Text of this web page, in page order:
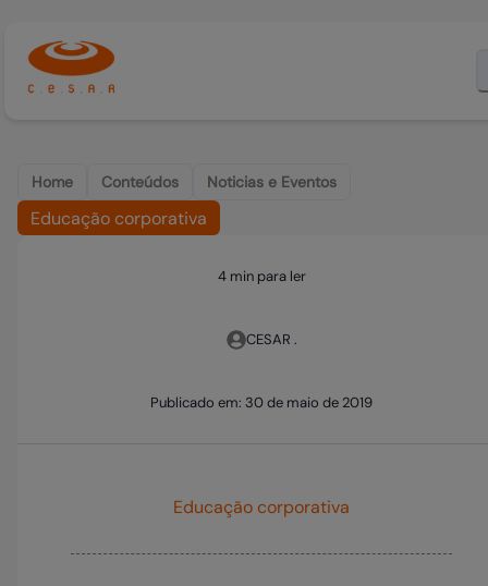
Home Conteúdos Noticias e Eventos
Educação corporativa
4 min para ler
CESAR .
Publicado em: 30 de maio de 2019
Educação corporativa